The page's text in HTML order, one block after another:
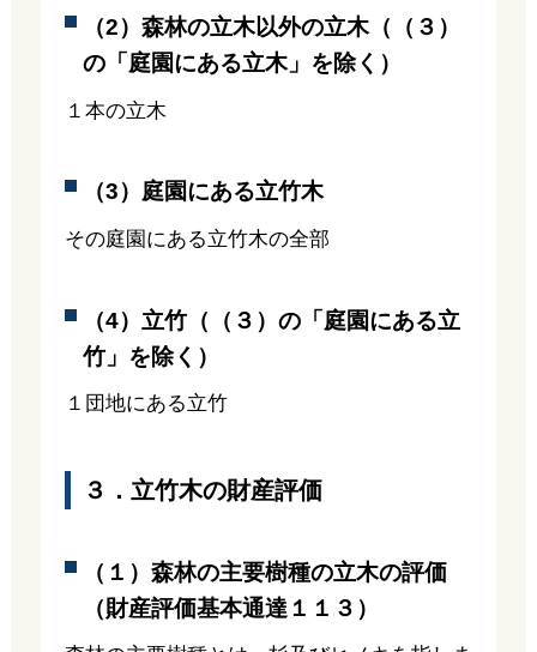
（2）森林の立木以外の立木（（３）
の「庭園にある立木」を除く）
１本の立木
（3）庭園にある立竹木
その庭園にある立竹木の全部
（4）立竹（（３）の「庭園にある立
竹」を除く）
１団地にある立竹
３．立竹木の財産評価
（１）森林の主要樹種の立木の評価
（財産評価基本通達１１３）